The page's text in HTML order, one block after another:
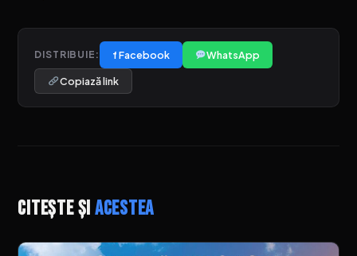
DISTRIBUIE: f Facebook WhatsApp
Copiază link
Citește șiacestea